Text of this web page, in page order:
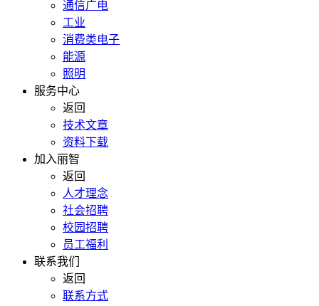
通信广电
工业
消费类电子
能源
照明
服务中心
返回
技术文章
资料下载
加入丽智
返回
人才理念
社会招聘
校园招聘
员工福利
联系我们
返回
联系方式